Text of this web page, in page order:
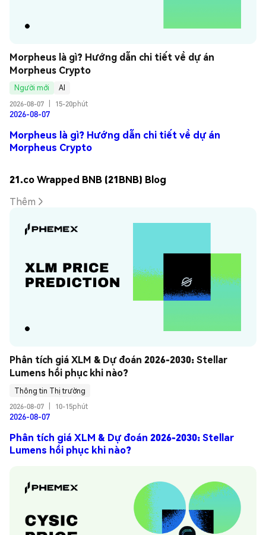
Morpheus là gì? Hướng dẫn chi tiết về dự án
Morpheus Crypto
Người mới
AI
2026-08-07
15-20phút
2026-08-07
Morpheus là gì? Hướng dẫn chi tiết về dự án
Morpheus Crypto
21.co Wrapped BNB (21BNB) Blog
Thêm
Phân tích giá XLM & Dự đoán 2026-2030: Stellar
Lumens hồi phục khi nào?
Thông tin Thị trường
2026-08-07
10-15phút
2026-08-07
Phân tích giá XLM & Dự đoán 2026-2030: Stellar
Lumens hồi phục khi nào?